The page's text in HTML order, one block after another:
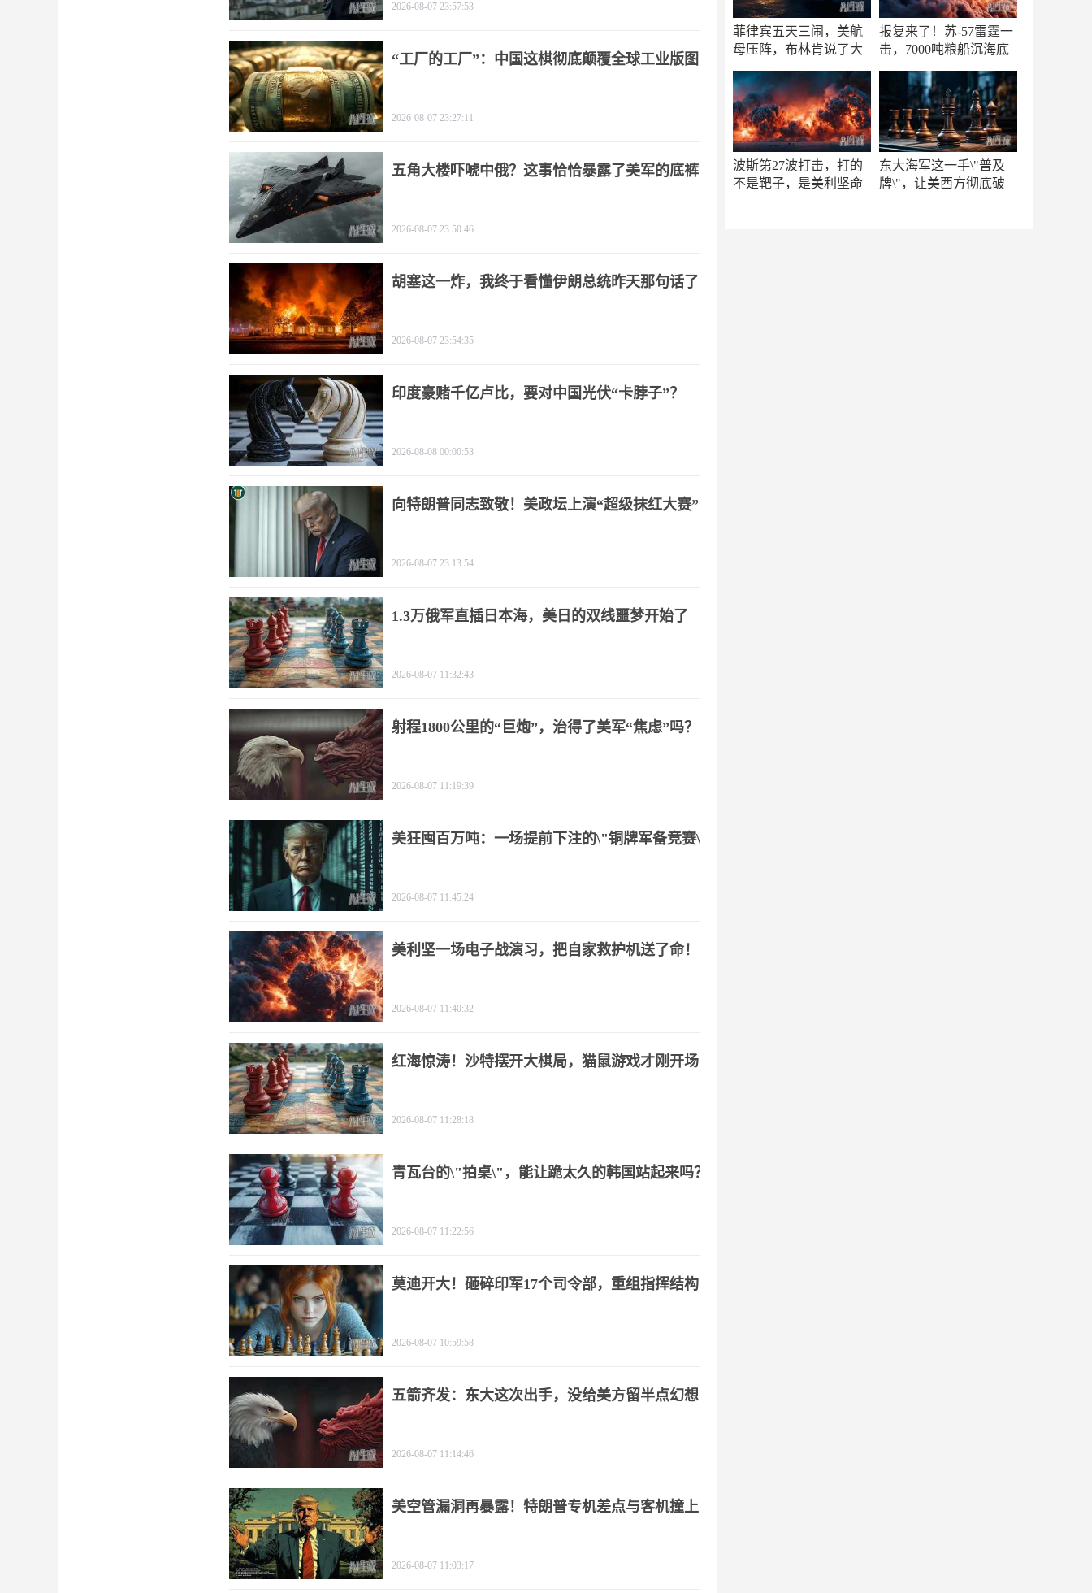
菲律宾五天三闹，美航
母压阵，布林肯说了大
报复来了！苏-57雷霆一
击，7000吨粮船沉海底
波斯第27波打击，打的
不是靶子，是美利坚命
东大海军这一手\"普及
牌\"，让美西方彻底破
2026-08-07 23:57:53
“工厂的工厂”：中国这棋彻底颠覆全球工业版图
2026-08-07 23:27:11
五角大楼吓唬中俄？这事恰恰暴露了美军的底裤
2026-08-07 23:50:46
胡塞这一炸，我终于看懂伊朗总统昨天那句话了
2026-08-07 23:54:35
印度豪赌千亿卢比，要对中国光伏“卡脖子”？
2026-08-08 00:00:53
向特朗普同志致敬！美政坛上演“超级抹红大赛”
2026-08-07 23:13:54
1.3万俄军直插日本海，美日的双线噩梦开始了
2026-08-07 11:32:43
射程1800公里的“巨炮”，治得了美军“焦虑”吗？
2026-08-07 11:19:39
美狂囤百万吨：一场提前下注的\"铜牌军备竞赛\"
2026-08-07 11:45:24
美利坚一场电子战演习，把自家救护机送了命！
2026-08-07 11:40:32
红海惊涛！沙特摆开大棋局，猫鼠游戏才刚开场
2026-08-07 11:28:18
青瓦台的\"拍桌\"，能让跪太久的韩国站起来吗？
2026-08-07 11:22:56
莫迪开大！砸碎印军17个司令部，重组指挥结构
2026-08-07 10:59:58
五箭齐发：东大这次出手，没给美方留半点幻想
2026-08-07 11:14:46
美空管漏洞再暴露！特朗普专机差点与客机撞上
2026-08-07 11:03:17